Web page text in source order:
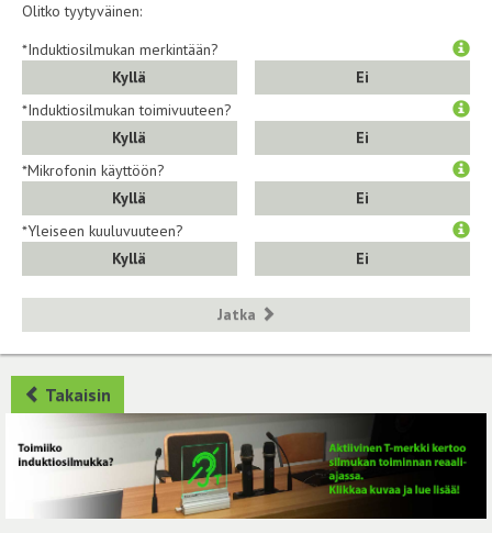
Olitko tyytyväinen:
*Induktiosilmukan merkintään?
Kyllä
Ei
*Induktiosilmukan toimivuuteen?
Kyllä
Ei
*Mikrofonin käyttöön?
Kyllä
Ei
*Yleiseen kuuluvuuteen?
Kyllä
Ei
Jatka
Takaisin